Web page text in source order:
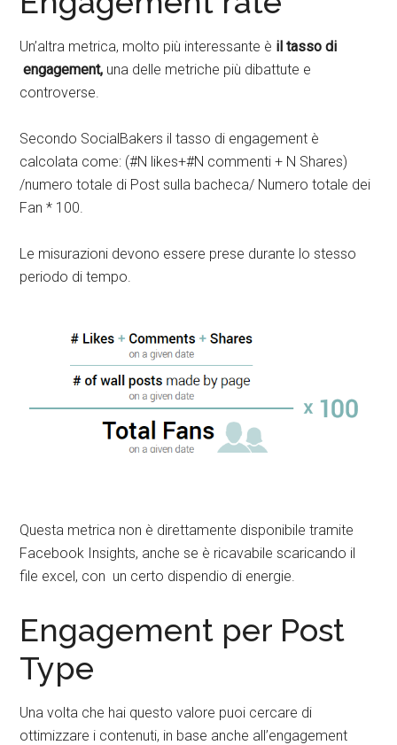
Un’altra metrica, molto più interessante è il tasso di
engagement, una delle metriche più dibattute e
controverse.
Secondo SocialBakers il tasso di engagement è
calcolata come: (#N likes+#N commenti + N Shares)
/numero totale di Post sulla bacheca/ Numero totale dei
Fan * 100.
Le misurazioni devono essere prese durante lo stesso
periodo di tempo.
Questa metrica non è direttamente disponibile tramite
Facebook Insights, anche se è ricavabile scaricando il
file excel, con un certo dispendio di energie.
Engagement per Post
Type
Una volta che hai questo valore puoi cercare di
ottimizzare i contenuti, in base anche all’engagement